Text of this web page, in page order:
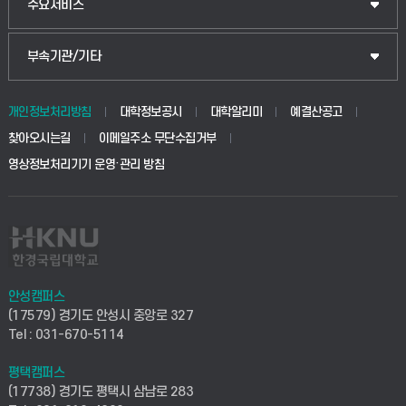
생명공학부
사회안전시스템공학부
컴퓨터응용수학부
ICT로봇기계공학부
공공정책대학원
교육대학원
주요서비스
입학안내
웹메일
학사시스템(전문학사 및 전공심화)
사이버캠퍼스(전문학사 및 전공심화)
시설바로처리서비스
연구실안전관리시스템
산학연구관리시스템
부속기관/기타
중앙도서관
학생생활관(안성)
산학협력단
취업지원센터
창업지원센터
현장실습지원센터
개인정보처리방침 대학정보공시 대학알리미
예결산공고
찾아오시는길
이메일주소 무단수집거부
영상정보처리기기 운영·관리 방침
안성캠퍼스
(17579) 경기도 안성시 중앙로 327
Tel : 031-670-5114
평택캠퍼스
(17738) 경기도 평택시 삼남로 283